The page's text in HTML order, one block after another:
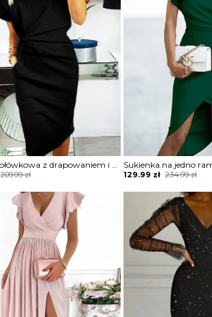
Sukienka ołówkowa z drapowaniem i dekoltem w łódkę
209.99zł 234.99zł
Original
was:
234.99 zł.
129.99 zł
Current
is:
129.99 zł.